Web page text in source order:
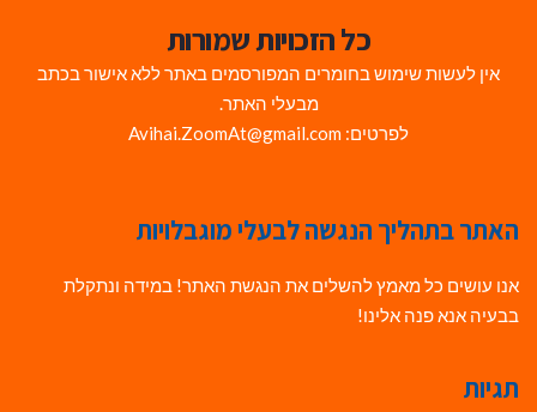
כל הזכויות שמורות
אין לעשות שימוש בחומרים המפורסמים באתר ללא אישור בכתב
מבעלי האתר.
לפרטים: Avihai.ZoomAt@gmail.com
האתר בתהליך הנגשה לבעלי מוגבלויות
אנו עושים כל מאמץ להשלים את הנגשת האתר! במידה ונתקלת
בבעיה אנא פנה אלינו!
תגיות